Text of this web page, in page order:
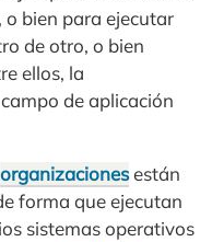
o bien para ejecutar
de otro, o bien
ellos, la
de aplicación
organizacionesestán
forma que ejecutan
sistemas operativos